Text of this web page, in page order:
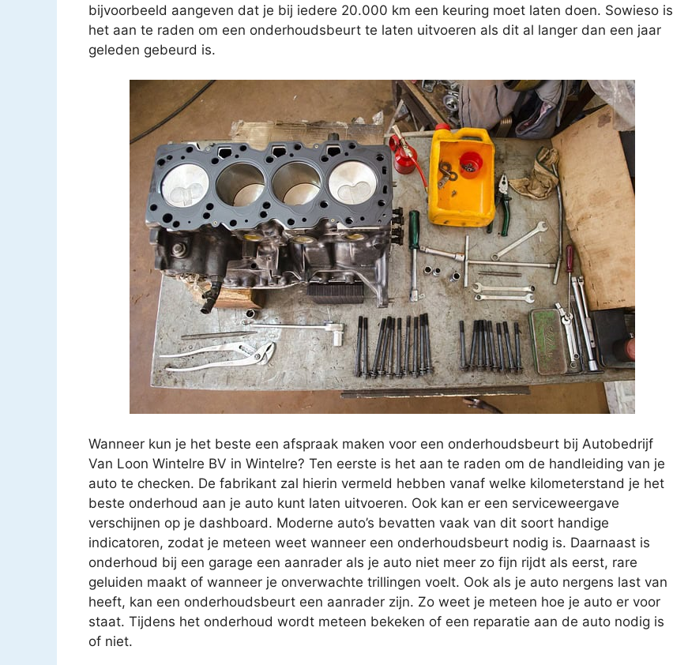
bijvoorbeeld aangeven dat je bij iedere 20.000 km een keuring moet laten doen. Sowieso is
het aan te raden om een onderhoudsbeurt te laten uitvoeren als dit al langer dan een jaar
geleden gebeurd is.
Wanneer kun je het beste een afspraak maken voor een onderhoudsbeurt bij Autobedrijf
Van Loon Wintelre BV in Wintelre? Ten eerste is het aan te raden om de handleiding van je
auto te checken. De fabrikant zal hierin vermeld hebben vanaf welke kilometerstand je het
beste onderhoud aan je auto kunt laten uitvoeren. Ook kan er een serviceweergave
verschijnen op je dashboard. Moderne auto’s bevatten vaak van dit soort handige
indicatoren, zodat je meteen weet wanneer een onderhoudsbeurt nodig is. Daarnaast is
onderhoud bij een garage een aanrader als je auto niet meer zo fijn rijdt als eerst, rare
geluiden maakt of wanneer je onverwachte trillingen voelt. Ook als je auto nergens last van
heeft, kan een onderhoudsbeurt een aanrader zijn. Zo weet je meteen hoe je auto er voor
staat. Tijdens het onderhoud wordt meteen bekeken of een reparatie aan de auto nodig is
of niet.